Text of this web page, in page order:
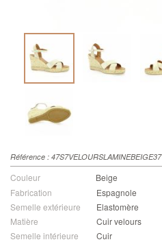
Référence : 47S7VELOURSLAMINEBEIGE37
Couleur
Beige
Fabrication
Espagnole
Semelle extérieure
Elastomère
Matière
Cuir velours
Semelle intérieure
Cuir